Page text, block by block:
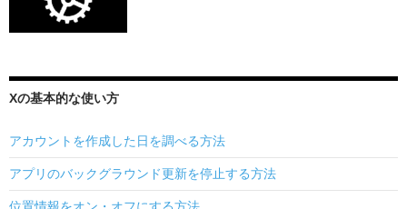
Xの基本的な使い方
アカウントを作成した日を調べる方法
アプリのバックグラウンド更新を停止する方法